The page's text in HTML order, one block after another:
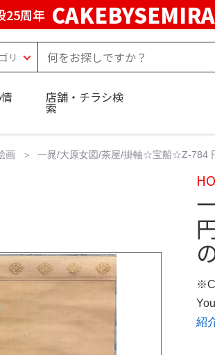
25周年
店舗・チラシ検
索
画 一晁/大原女図/茶屋/掛軸☆宝船☆Z-784
紹